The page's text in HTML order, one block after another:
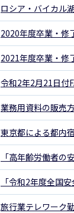
ロシア・バイカル
2020年度卒業・修
2021年度卒業・修
令和2年2月21日付
業務用資料の販売
東京都による都内
「高年齢労働者
「令和2年度全国
旅行業テレワーク